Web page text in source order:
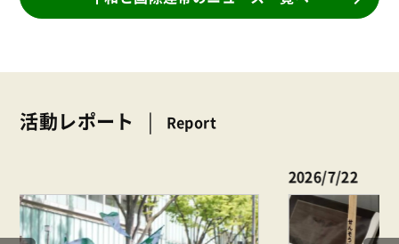
活動レポート Report